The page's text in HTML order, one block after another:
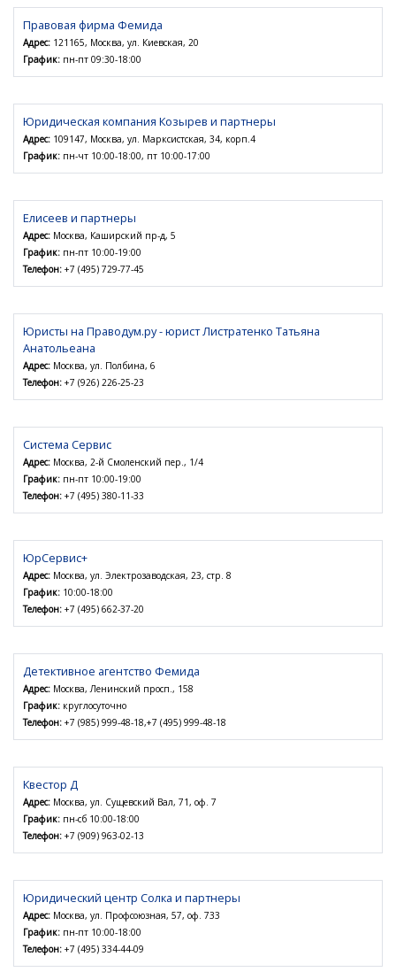
Правовая фирма Фемида
Адрес: 121165, Москва, ул. Киевская, 20
График: пн-пт 09:30-18:00
Юридическая компания Козырев и партнеры
Адрес: 109147, Москва, ул. Марксистская, 34, корп.4
График: пн-чт 10:00-18:00, пт 10:00-17:00
Елисеев и партнеры
Адрес: Москва, Каширский пр-д, 5
График: пн-пт 10:00-19:00
Телефон: +7 (495) 729-77-45
Юристы на Праводум.ру - юрист Листратенко Татьяна
Анатольеана
Адрес: Москва, ул. Полбина, 6
Телефон: +7 (926) 226-25-23
Система Сервис
Адрес: Москва, 2-й Смоленский пер., 1/4
График: пн-пт 10:00-19:00
Телефон: +7 (495) 380-11-33
ЮрСервис+
Адрес: Москва, ул. Электрозаводская, 23, стр. 8
График: 10:00-18:00
Телефон: +7 (495) 662-37-20
Детективное агентство Фемида
Адрес: Москва, Ленинский просп., 158
График: круглосуточно
Телефон: +7 (985) 999-48-18,+7 (495) 999-48-18
Квестор Д
Адрес: Москва, ул. Сущевский Вал, 71, оф. 7
График: пн-сб 10:00-18:00
Телефон: +7 (909) 963-02-13
Юридический центр Солка и партнеры
Адрес: Москва, ул. Профсоюзная, 57, оф. 733
График: пн-пт 10:00-18:00
Телефон: +7 (495) 334-44-09